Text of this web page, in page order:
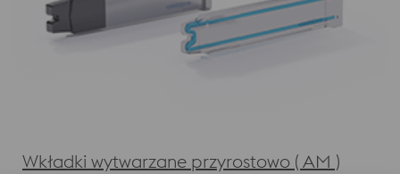
Wkładki wytwarzane przyrostowo ( AM )